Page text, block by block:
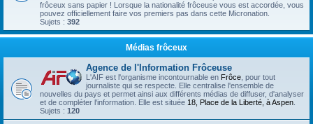
frôceux sans papier ! Lorsque la nationalité frôceuse vous est accordée, vous
pouvez officiellement faire vos premiers pas dans cette Micronation.
Sujets : 392
Médias frôceux
Agence de l'Information Frôceuse
L'AIF est l'organisme incontournable en Frôce , pour tout
journaliste qui se respecte. Elle centralise l'ensemble de
nouvelles du pays et permet ainsi aux différents médias de diffuser, d'analyser
et de compléter l'information. Elle est située 18, Place de la Liberté, à Aspen
Sujets : 120